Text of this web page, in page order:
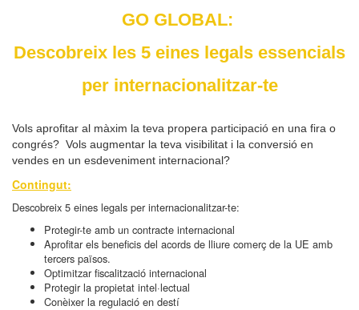
GO GLOBAL:
Descobreix les 5 eines legals essencials
per internacionalitzar-te
Vols aprofitar al màxim la teva propera participació en una fira o
congrés? Vols augmentar la teva visibilitat i la conversió en
vendes en un esdeveniment internacional?
Contingut:
Descobreix 5 eines legals per internacionalitzar-te:
Protegir-te amb un contracte internacional
Aprofitar els beneficis del acords de lliure comerç de la UE amb
tercers països.
Optimitzar fiscalització internacional
Protegir la propietat intel·lectual
Conèixer la regulació en destí